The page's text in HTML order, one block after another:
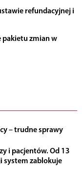
refundacyjnej i
pakietu zmian w
– trudne sprawy
i pacjentów. Od 13
system zablokuje